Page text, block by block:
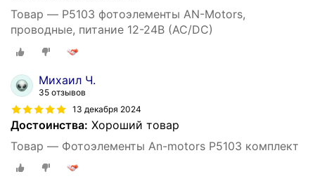
Товар — P5103 фотоэлементы AN-Motors,
проводные, питание 12-24В (AC/DC)
Михаил Ч.
35 отзывов
13 декабря 2024
Достоинства: Хороший товар
Товар — Фотоэлементы An-motors P5103 комплект